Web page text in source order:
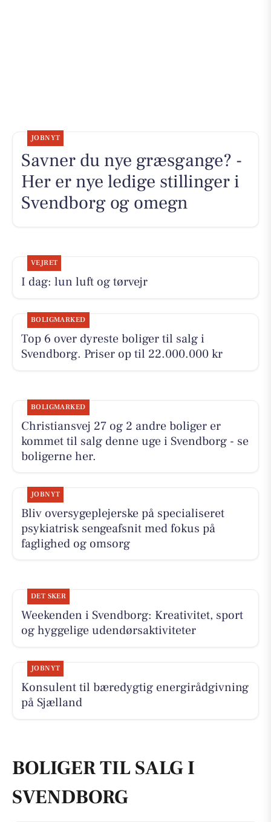
JOBNYT
Savner du nye græsgange? -
Her er nye ledige stillinger i
Svendborg og omegn
VEJRET
I dag: lun luft og tørvejr
BOLIGMARKED
Top 6 over dyreste boliger til salg i
Svendborg. Priser op til 22.000.000 kr
BOLIGMARKED
Christiansvej 27 og 2 andre boliger er
kommet til salg denne uge i Svendborg - se
boligerne her.
JOBNYT
Bliv oversygeplejerske på specialiseret
psykiatrisk sengeafsnit med fokus på
faglighed og omsorg
DET SKER
Weekenden i Svendborg: Kreativitet, sport
og hyggelige udendørsaktiviteter
JOBNYT
Konsulent til bæredygtig energirådgivning
på Sjælland
BOLIGER TIL SALG I
SVENDBORG